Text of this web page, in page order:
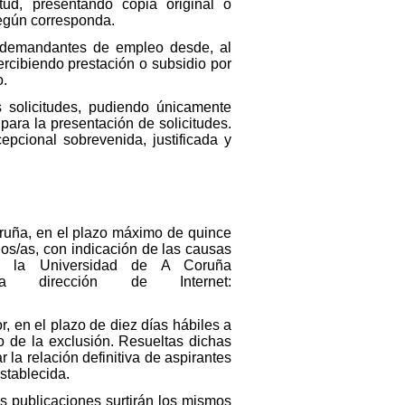
presentando copia original o
corresponda.
de empleo desde, al
prestación o subsidio por
pudiendo únicamente
la presentación de solicitudes.
sobrevenida, justificada y
en el plazo máximo de quince
as, con indicación de las causas
Universidad de A Coruña
la dirección de Internet:
en el plazo de diez días hábiles a
de la exclusión. Resueltas dichas
la relación definitiva de aspirantes
publicaciones surtirán los mismos